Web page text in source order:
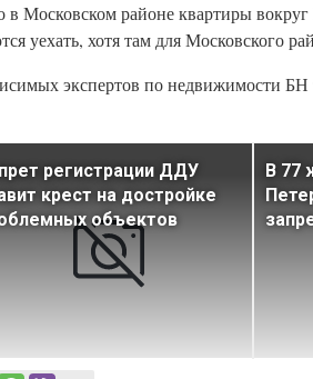
в Московском районе квартиры
хотя там для Московского
экспертов по недвижимости
регистрации ДДУ
крест на достройке
объектов
В 77